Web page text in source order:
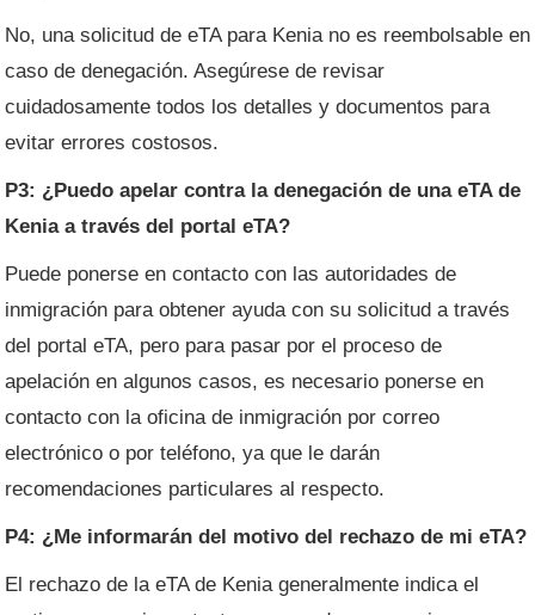
No, una solicitud de eTA para Kenia no es reembolsable en
caso de denegación. Asegúrese de revisar
cuidadosamente todos los detalles y documentos para
evitar errores costosos.
P3: ¿Puedo apelar contra la denegación de una eTA de
Kenia a través del portal eTA?
Puede ponerse en contacto con las autoridades de
inmigración para obtener ayuda con su solicitud a través
del portal eTA, pero para pasar por el proceso de
apelación en algunos casos, es necesario ponerse en
contacto con la oficina de inmigración por correo
electrónico o por teléfono, ya que le darán
recomendaciones particulares al respecto.
P4: ¿Me informarán del motivo del rechazo de mi eTA?
El rechazo de la eTA de Kenia generalmente indica el